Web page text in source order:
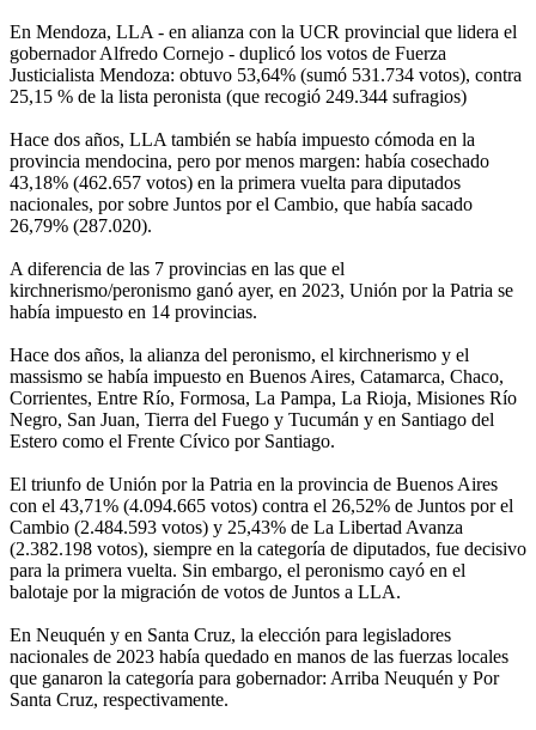
En Mendoza, LLA - en alianza con la UCR provincial que lidera el
gobernador Alfredo Cornejo - duplicó los votos de Fuerza
Justicialista Mendoza: obtuvo 53,64% (sumó 531.734 votos), contra
25,15 % de la lista peronista (que recogió 249.344 sufragios)
Hace dos años, LLA también se había impuesto cómoda en la
provincia mendocina, pero por menos margen: había cosechado
43,18% (462.657 votos) en la primera vuelta para diputados
nacionales, por sobre Juntos por el Cambio, que había sacado
26,79% (287.020).
A diferencia de las 7 provincias en las que el
kirchnerismo/peronismo ganó ayer, en 2023, Unión por la Patria se
había impuesto en 14 provincias.
Hace dos años, la alianza del peronismo, el kirchnerismo y el
massismo se había impuesto en Buenos Aires, Catamarca, Chaco,
Corrientes, Entre Río, Formosa, La Pampa, La Rioja, Misiones Río
Negro, San Juan, Tierra del Fuego y Tucumán y en Santiago del
Estero como el Frente Cívico por Santiago.
El triunfo de Unión por la Patria en la provincia de Buenos Aires
con el 43,71% (4.094.665 votos) contra el 26,52% de Juntos por el
Cambio (2.484.593 votos) y 25,43% de La Libertad Avanza
(2.382.198 votos), siempre en la categoría de diputados, fue decisivo
para la primera vuelta. Sin embargo, el peronismo cayó en el
balotaje por la migración de votos de Juntos a LLA.
En Neuquén y en Santa Cruz, la elección para legisladores
nacionales de 2023 había quedado en manos de las fuerzas locales
que ganaron la categoría para gobernador: Arriba Neuquén y Por
Santa Cruz, respectivamente.